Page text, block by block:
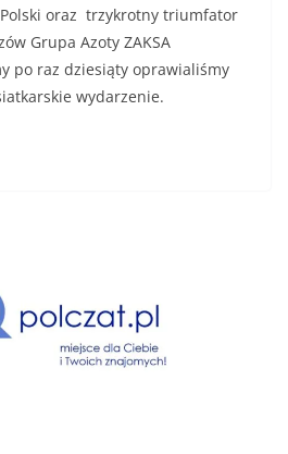
oraz trzykrotny triumfator
Grupa Azoty ZAKSA
po raz dziesiąty oprawialiśmy
wydarzenie.